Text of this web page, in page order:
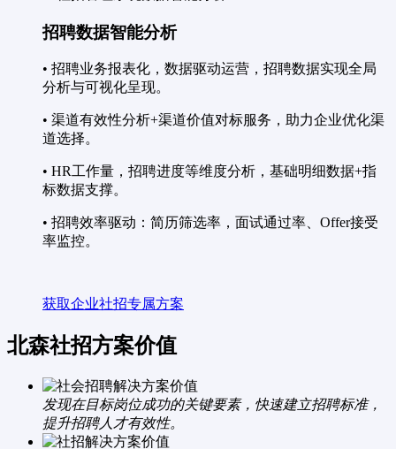
招聘数据智能分析
• 招聘业务报表化，数据驱动运营，招聘数据实现全局
分析与可视化呈现。
• 渠道有效性分析+渠道价值对标服务，助力企业优化渠
道选择。
• HR工作量，招聘进度等维度分析，基础明细数据+指
标数据支撑。
• 招聘效率驱动：简历筛选率，面试通过率、Offer接受
率监控。
获取企业社招专属方案
北森社招方案价值
发现在目标岗位成功的关键要素，快速建立招聘标准，
提升招聘人才有效性。